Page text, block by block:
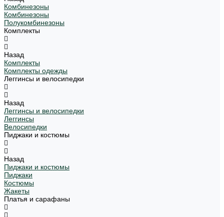
Комбинезоны
Комбинезоны
Полукомбинезоны
Комплекты
Назад
Комплекты
Комплекты одежды
Леггинсы и велосипедки
Назад
Леггинсы и велосипедки
Леггинсы
Велосипедки
Пиджаки и костюмы
Назад
Пиджаки и костюмы
Пиджаки
Костюмы
Жакеты
Платья и сарафаны